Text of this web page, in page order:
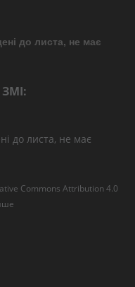
до листа, не має
ЗМІ:
до листа, не має
Commons Attribution 4.0